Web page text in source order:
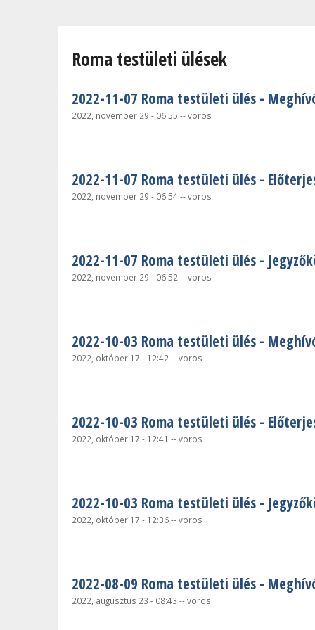
Roma testületi ülések
2022-11-07 Roma testületi ülés -
2022, november 29 - 06:55 --voros
2022-11-07 Roma testületi ülés -
2022, november 29 - 06:54--voros
2022-11-07 Roma testületi ülés -
2022, november 29 - 06:52 --voros
2022-10-03 Roma testületi ülés -
2022, október 17 - 12:42 --voros
2022-10-03 Roma testületi ülés -
2022, október 17 - 12:41 --voros
2022-10-03 Roma testületi ülés -
2022, október 17 - 12:36--voros
2022-08-09 Roma testületi ülés -
2022, augusztus 23 - 08:43 --voros